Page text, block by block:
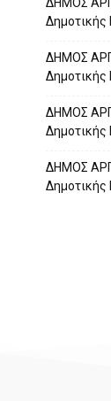
Δημοτικής
ΔΗΜΟΣ
Δημοτικής
ΔΗΜΟΣ
Δημοτικής
ΔΗΜΟΣ
Δημοτικής